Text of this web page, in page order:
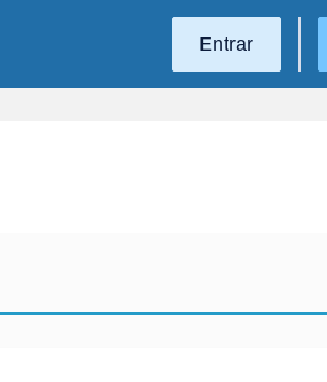
Entrar